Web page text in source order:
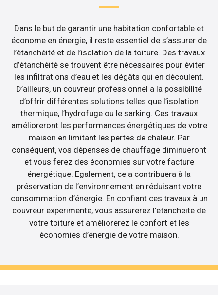
Dans le but de garantir une habitation confortable et
économe en énergie, il reste essentiel de s’assurer de
l’étanchéité et de l’isolation de la toiture. Des travaux
d’étanchéité se trouvent être nécessaires pour éviter
les infiltrations d’eau et les dégâts qui en découlent.
D’ailleurs, un couvreur professionnel a la possibilité
d’offrir différentes solutions telles que l’isolation
thermique, l’hydrofuge ou le sarking. Ces travaux
amélioreront les performances énergétiques de votre
maison en limitant les pertes de chaleur. Par
conséquent, vos dépenses de chauffage diminueront
et vous ferez des économies sur votre facture
énergétique. Egalement, cela contribuera à la
préservation de l’environnement en réduisant votre
consommation d’énergie. En confiant ces travaux à un
couvreur expérimenté, vous assurerez l’étanchéité de
votre toiture et améliorerez le confort et les
économies d’énergie de votre maison.